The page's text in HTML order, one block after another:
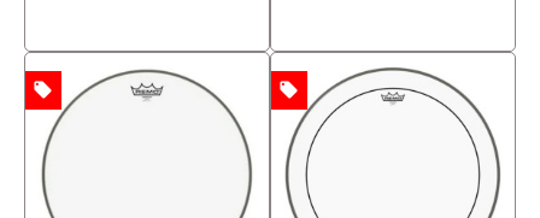
local_offer OFFERTA local_offer